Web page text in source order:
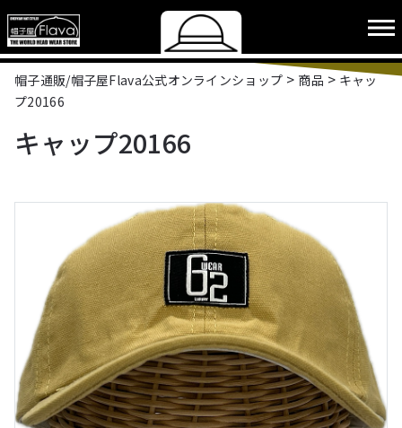
帽子通販/帽子屋Flava公式オンラインショップ > 商品 > キャッ
プ20166
キャップ20166